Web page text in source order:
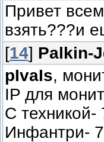
Привет
взять???и
[14] Palkin-
pIvaIs,
IP для
С
Инфантри-